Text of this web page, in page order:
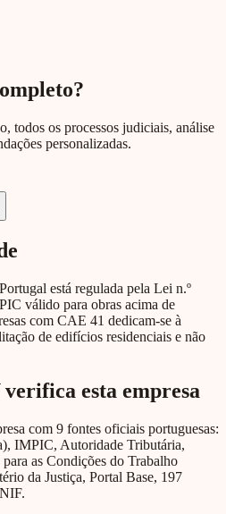
todos os processos judiciais, análise
personalizadas.
está regulada pela Lei n.º
válido para obras acima de
com CAE 41 dedicam-se à
de edifícios residenciais e não
esta empresa
com 9 fontes oficiais portuguesas:
IMPIC, Autoridade Tributária,
as Condições do Trabalho
da Justiça, Portal Base, 197